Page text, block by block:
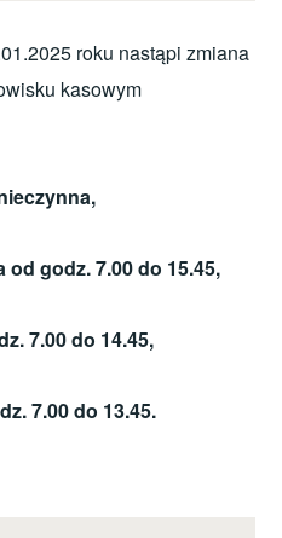
roku nastąpi zmiana
kasowym
godz. 7.00 do 15.45,
7.00 do 14.45,
7.00 do 13.45.